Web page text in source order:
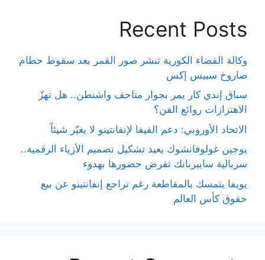
Recent Posts
وكالة الفضاء الكورية تنشر صور القمر بعد سقوط حطام
صاروخ سبيس إكس
سباق إندي كار يمر بجوار متاحف واشنطن.. هل تهزّ
الاهتزازات روائع الفن؟
الاتحاد الأوروبي: دعم الفيفا لإنفانتينو لا يغيّر شيئاً
يوجين غولوفانشوك يعيد تشكيل تصميم الأزياء الرقمية..
سريالية سايبربانك تفرض حضورها بهدوء
يويفا يتمسك بالمقاطعة رغم تراجع إنفانتينو عن بيع
حقوق كأس العالم